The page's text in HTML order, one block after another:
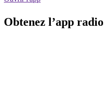
Obtenez l’app